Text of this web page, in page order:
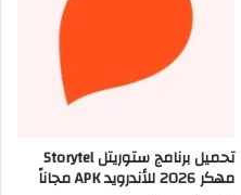
تحميل برنامج ستوريتل Storytel
مهكر 2026 للأندرويد APK مجاناً